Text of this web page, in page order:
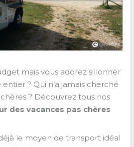
mais vous adorez sillonner
? Qui n’a jamais cherché
? Découvrez tous nos
des vacances pas chères
le moyen de transport idéal